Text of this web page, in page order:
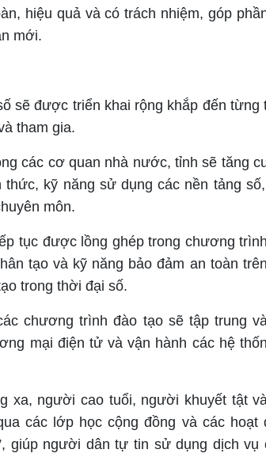
hiệu quả và có trách nhiệm, góp
mới.
sẽ được triển khai rộng khắp đến từng
tham gia.
các cơ quan nhà nước, tỉnh sẽ tăng
kỹ năng sử dụng các nền tảng
môn.
tục được lồng ghép trong chương
tạo và kỹ năng bảo đảm an toàn
trong thời đại số.
chương trình đào tạo sẽ tập trung
mại điện tử và vận hành các hệ
xa, người cao tuổi, người khuyết tật
các lớp học cộng đồng và các hoạt
giúp người dân tự tin sử dụng dịch vụ